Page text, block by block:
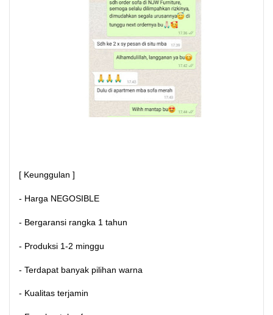
[ Keunggulan ]
- Harga NEGOSIBLE
- Bergaransi rangka 1 tahun
- Produksi 1-2 minggu
- Terdapat banyak pilihan warna
- Kualitas terjamin